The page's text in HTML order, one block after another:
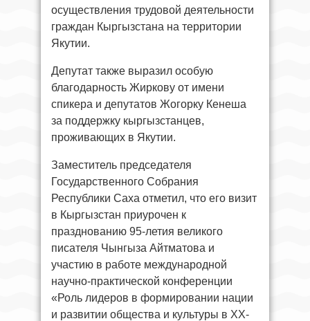
осуществления трудовой деятельности
граждан Кыргызстана на территории
Якутии.
Депутат также выразил особую
благодарность Жиркову от имени
спикера и депутатов Жогорку Кенеша
за поддержку кыргызстанцев,
проживающих в Якутии.
Заместитель председателя
Государственного Собрания
Республики Саха отметил, что его визит
в Кыргызстан приурочен к
празднованию 95-летия великого
писателя Чынгыза Айтматова и
участию в работе международной
научно-практической конференции
«Роль лидеров в формировании нации
и развитии общества и культуры в XX-